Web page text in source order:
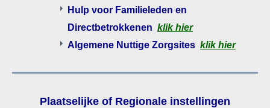
Hulp voor Familieleden en
Directbetrokkenen klik hier
Algemene Nuttige Zorgsites klik hier
Plaatselijke of Regionale instellingen